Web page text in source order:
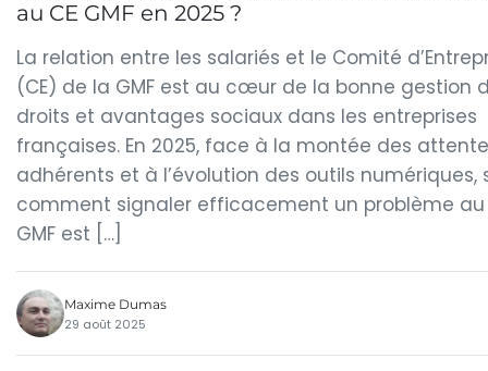
au CE GMF en 2025 ?
La relation entre les salariés et le Comité
(CE) de la GMF est au cœur de la bonne gestion
droits et avantages sociaux dans les entreprises
françaises. En 2025, face à la montée des
adhérents et à l’évolution des outils numériques,
comment signaler efficacement un problème au
GMF est […]
Maxime Dumas
29 août 2025